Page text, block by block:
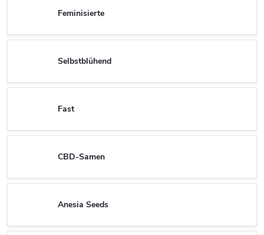
Feminisierte
Selbstblühend
Fast
CBD-Samen
Anesia Seeds